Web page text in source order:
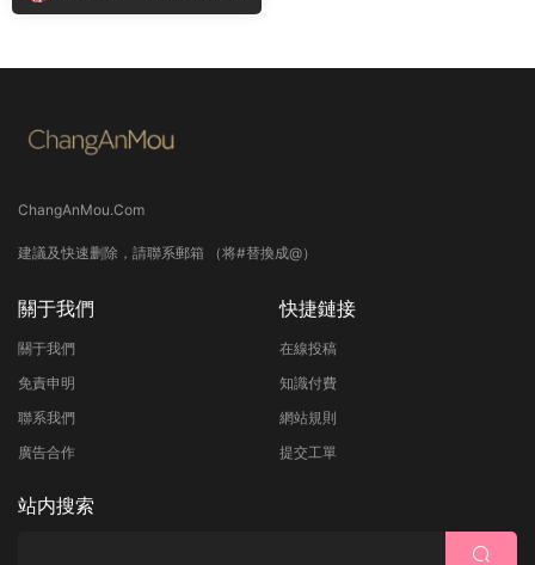
ChangAnMou.Com
建議及快速删除，請聯系郵箱 （将#替換成@）
關于我們
關于我們
免責申明
聯系我們
廣告合作
快捷鏈接
在線投稿
知識付費
網站規則
提交工單
站内搜索